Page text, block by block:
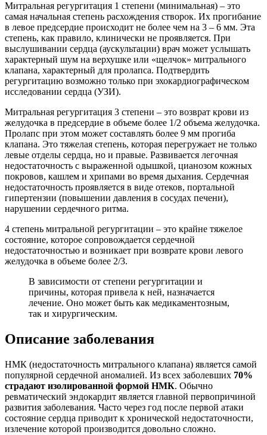
Митральная регургитация 1 степени (минимальная) – это
самая начальная степень расхождения створок. Их прогибание
в левое предсердие происходит не более чем на 3 – 6 мм. Эта
степень, как правило, клинически не проявляется. При
выслушивании сердца (аускультации) врач может услышать
характерный шум на верхушке или «щелчок» митрального
клапана, характерный для пролапса. Подтвердить
регургитацию возможно только при эхокардиографическом
исследовании сердца (УЗИ).
Митральная регургитация 3 степени – это возврат крови из
желудочка в предсердие в объеме более 1/2 объема желудочка.
Пролапс при этом может составлять более 9 мм прогиба
клапана. Это тяжелая степень, которая перегружает не только
левые отделы сердца, но и правые. Развивается легочная
недостаточность с выраженной одышкой, цианозом кожных
покровов, кашлем и хрипами во время дыхания. Сердечная
недостаточность проявляется в виде отеков, портальной
гипертензии (повышении давления в сосудах печени),
нарушении сердечного ритма.
4 степень митральной регургитации – это крайне тяжелое
состояние, которое сопровождается сердечной
недостаточностью и возникает при возврате крови левого
желудочка в объеме более 2/3.
В зависимости от степени регургитации и
причины, которая привела к ней, назначается
лечение. Оно может быть как медикаментозным,
так и хирургическим.
Описание заболевания
НМК (недостаточность митрального клапана) является самой
популярной сердечной аномалией. Из всех заболевших 70%
страдают изолированной формой НМК. Обычно
ревматический эндокардит является главной первопричиной
развития заболевания. Часто через год после первой атаки
состояние сердца приводит к хронической недостаточности,
излечение которой производится довольно сложно.